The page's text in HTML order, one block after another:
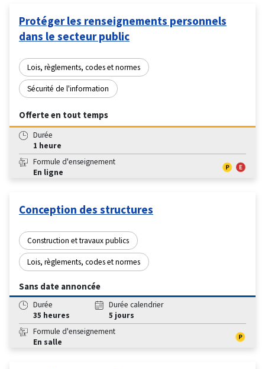
Protéger les renseignements personnels
dans le secteur public
Lois, règlements, codes et normes
Sécurité de l'information
Offerte en tout temps
Durée
1 heure
Formule d'enseignement
En ligne
Conception des structures
Construction et travaux publics
Lois, règlements, codes et normes
Sans date annoncée
Durée
35 heures
Durée calendrier
5 jours
Formule d'enseignement
En salle